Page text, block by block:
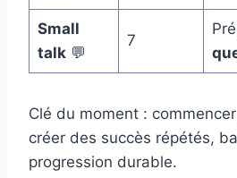
Small
talk💬
7
Clé du moment :
créer des succès répétés,
progression durable.